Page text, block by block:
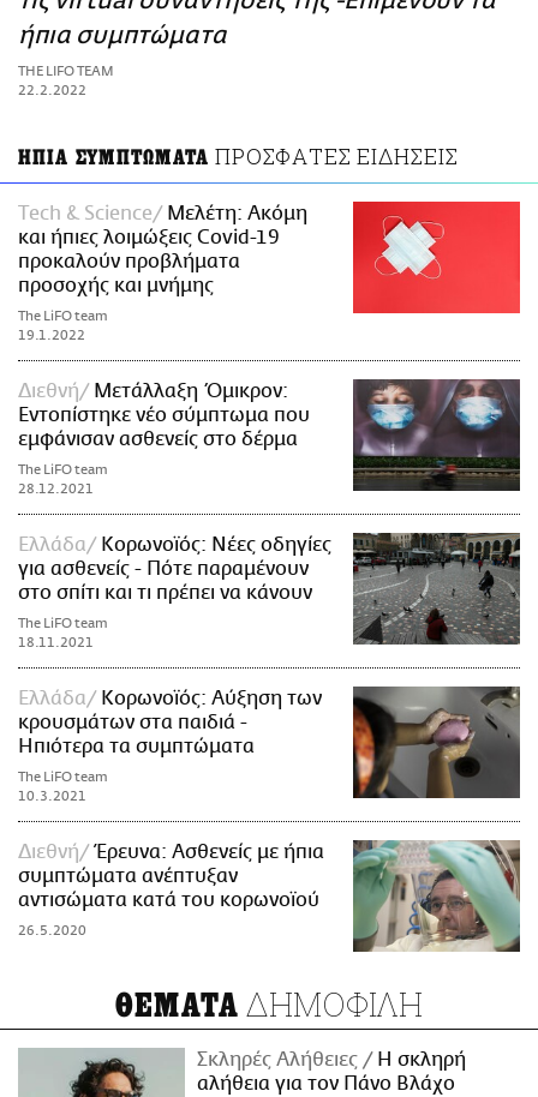
ΑΜΠΑ
PRINT
ήπια συμπτώματα
THE LIFO TEAM
22.2.2022
ΗΠΙΑ ΣΥΜΠΤΩΜΑΤΑ ΠΡΟΣΦΑΤΕΣ ΕΙΔΗΣΕΙΣ
Τech & Science
Μελέτη: Ακόμη
και ήπιες λοιμώξεις Covid-19
προκαλούν προβλήματα
προσοχής και μνήμης
The LiFO team
19.1.2022
Διεθνή
Μετάλλαξη Όμικρον:
Εντοπίστηκε νέο σύμπτωμα που
εμφάνισαν ασθενείς στο δέρμα
The LiFO team
28.12.2021
Ελλάδα
Κορωνοϊός: Νέες οδηγίες
για ασθενείς - Πότε παραμένουν
στο σπίτι και τι πρέπει να κάνουν
The LiFO team
18.11.2021
Ελλάδα
Κορωνοϊός: Αύξηση των
κρουσμάτων στα παιδιά -
Ηπιότερα τα συμπτώματα
The LiFO team
10.3.2021
Διεθνή
Έρευνα: Ασθενείς με ήπια
συμπτώματα ανέπτυξαν
αντισώματα κατά του κορωνοϊού
26.5.2020
ΘΕΜΑΤΑ ΔΗΜΟΦΙΛΗ
Σκληρές Αλήθειες
H σκληρή
αλήθεια για τον Πάνο Βλάχο